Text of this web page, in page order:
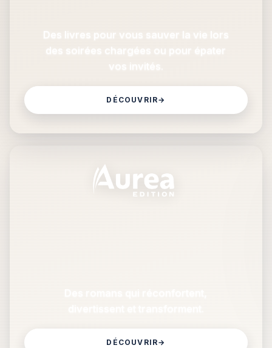
Des livres pour vous sauver la vie lors
des soirées chargées ou pour épater
vos invités.
DÉCOUVRIR→
DÉCOUVRIR→